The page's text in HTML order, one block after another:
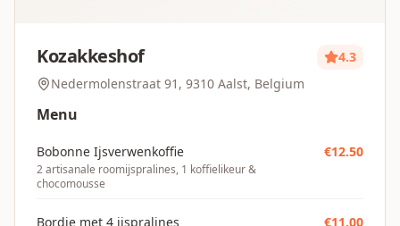
Kozakkeshof
4.3
Nedermolenstraat 91, 9310 Aalst, Belgium
Menu
Bobonne Ijsverwenkoffie
2 artisanale roomijspralines, 1 koffielikeur &
chocomousse
€12.50
Bordje met 4 ijspralines €11.00